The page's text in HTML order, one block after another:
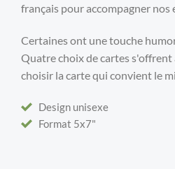
français pour accompagner nos
Certaines ont une touche
Quatre choix de cartes
choisir la carte qui convient le
Design unisexe
Format 5x7"